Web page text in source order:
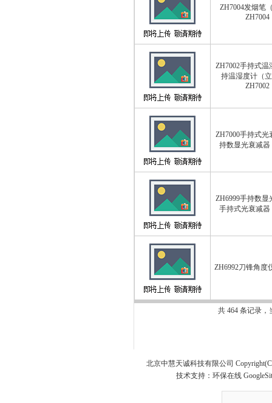
ZH7004发烟笔
ZH7004
ZH7002手持式温
持温湿度计（
ZH7002
ZH7000手持式光
持数显光衰减器
ZH6999手持数显
手持式光衰减器
ZH6992刀锋角度
共 464 条记录
北京中慧天诚科技有限公司
技术支持： 环保在线